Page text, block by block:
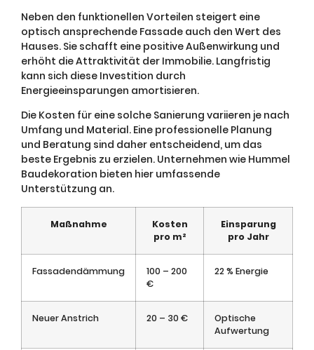
Neben den funktionellen Vorteilen steigert eine
optisch ansprechende Fassade auch den Wert des
Hauses. Sie schafft eine positive Außenwirkung und
erhöht die Attraktivität der Immobilie. Langfristig
kann sich diese Investition durch
Energieeinsparungen amortisieren.
Die Kosten für eine solche Sanierung variieren je nach
Umfang und Material. Eine professionelle Planung
und Beratung sind daher entscheidend, um das
beste Ergebnis zu erzielen. Unternehmen wie Hummel
Baudekoration bieten hier umfassende
Unterstützung an.
Maßnahme
Kosten
pro m²
Einsparung
pro Jahr
Fassadendämmung
100 – 200
€
22 % Energie
Neuer Anstrich 20 – 30 €
Optische
Aufwertung